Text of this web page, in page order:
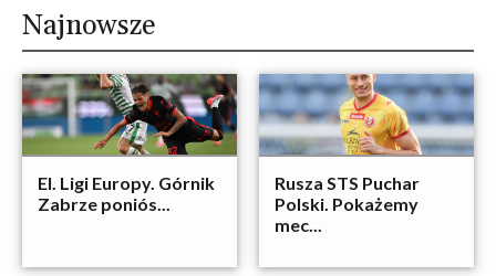
Najnowsze
El. Ligi Europy. Górnik
Zabrze poniós...
Rusza STS Puchar
Polski. Pokażemy
mec...